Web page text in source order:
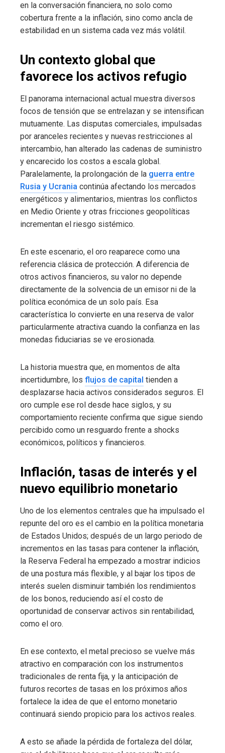
en la conversación financiera, no solo como
cobertura frente a la inflación, sino como ancla de
estabilidad en un sistema cada vez más volátil.
Un contexto global que
favorece los activos refugio
El panorama internacional actual muestra diversos
focos de tensión que se entrelazan y se intensifican
mutuamente. Las disputas comerciales, impulsadas
por aranceles recientes y nuevas restricciones al
intercambio, han alterado las cadenas de suministro
y encarecido los costos a escala global.
Paralelamente, la prolongación de la guerra entre
Rusia y Ucrania continúa afectando los mercados
energéticos y alimentarios, mientras los conflictos
en Medio Oriente y otras fricciones geopolíticas
incrementan el riesgo sistémico.
En este escenario, el oro reaparece como una
referencia clásica de protección. A diferencia de
otros activos financieros, su valor no depende
directamente de la solvencia de un emisor ni de la
política económica de un solo país. Esa
característica lo convierte en una reserva de valor
particularmente atractiva cuando la confianza en las
monedas fiduciarias se ve erosionada.
La historia muestra que, en momentos de alta
incertidumbre, los flujos de capital tienden a
desplazarse hacia activos considerados seguros. El
oro cumple ese rol desde hace siglos, y su
comportamiento reciente confirma que sigue siendo
percibido como un resguardo frente a shocks
económicos, políticos y financieros.
Inflación, tasas de interés y el
nuevo equilibrio monetario
Uno de los elementos centrales que ha impulsado el
repunte del oro es el cambio en la política monetaria
de Estados Unidos; después de un largo periodo de
incrementos en las tasas para contener la inflación,
la Reserva Federal ha empezado a mostrar indicios
de una postura más flexible, y al bajar los tipos de
interés suelen disminuir también los rendimientos
de los bonos, reduciendo así el costo de
oportunidad de conservar activos sin rentabilidad,
como el oro.
En ese contexto, el metal precioso se vuelve más
atractivo en comparación con los instrumentos
tradicionales de renta fija, y la anticipación de
futuros recortes de tasas en los próximos años
fortalece la idea de que el entorno monetario
continuará siendo propicio para los activos reales.
A esto se añade la pérdida de fortaleza del dólar,